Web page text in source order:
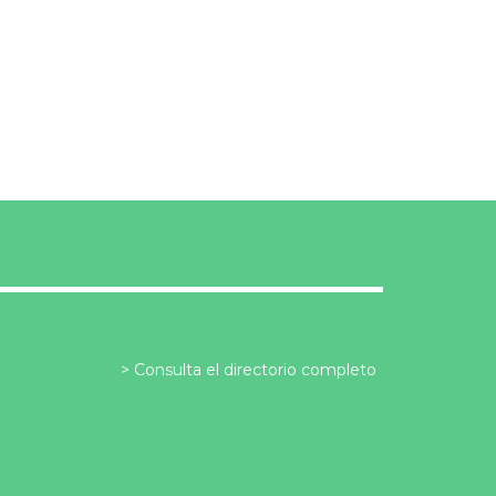
Consulta el directorio completo